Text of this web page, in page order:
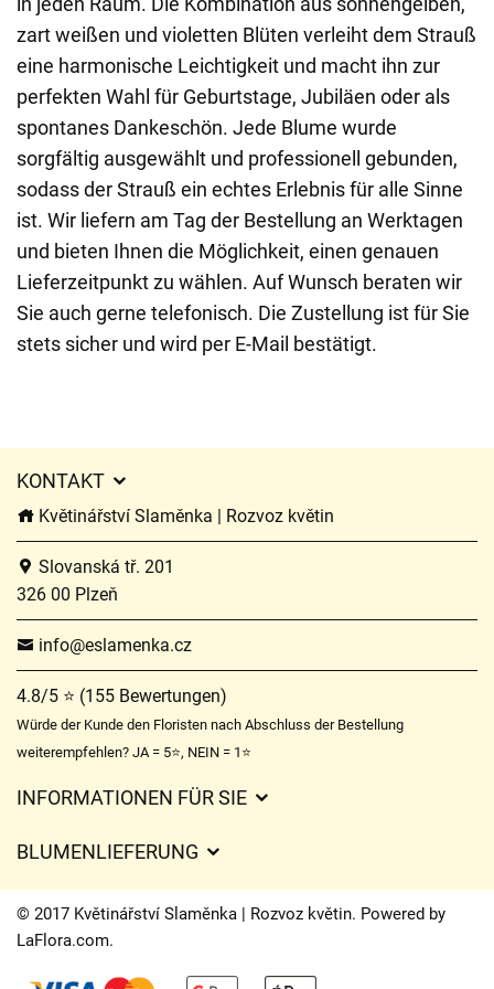
zart weißen und violetten Blüten verleiht dem Strauß
eine harmonische Leichtigkeit und macht ihn zur
perfekten Wahl für Geburtstage, Jubiläen oder als
spontanes Dankeschön. Jede Blume wurde
sorgfältig ausgewählt und professionell gebunden,
sodass der Strauß ein echtes Erlebnis für alle Sinne
ist. Wir liefern am Tag der Bestellung an Werktagen
und bieten Ihnen die Möglichkeit, einen genauen
Lieferzeitpunkt zu wählen. Auf Wunsch beraten wir
Sie auch gerne telefonisch. Die Zustellung ist für Sie
stets sicher und wird per E-Mail bestätigt.
KONTAKT
Květinářství Slaměnka | Rozvoz květin
Slovanská tř. 201
326 00 Plzeň
info@eslamenka.cz
4.8/5 ⭐ (155 Bewertungen)
Würde der Kunde den Floristen nach Abschluss der Bestellung
weiterempfehlen? JA = 5⭐, NEIN = 1⭐
INFORMATIONEN FÜR SIE
Lieferzeiten für Blumen – Übersicht der Möglichkeiten
BLUMENLIEFERUNG
Liefergebühren
Wohin wir Blumen liefern
© 2017 Květinářství Slaměnka | Rozvoz květin. Powered by
LaFlora.com.